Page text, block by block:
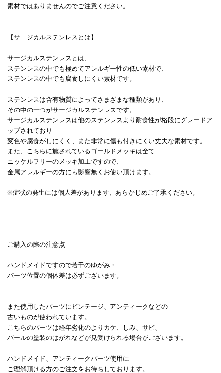
素材ではありませんのでご注意ください。
【サージカルステンレスとは】
サージカルステンレスとは、
ステンレスの中でも極めてアレルギー性の低い素材で、
ステンレスの中でも腐食しにくい素材です。
ステンレスは含有物質によってさまざまな種類があり、
その中の一つがサージカルステンレスです。
サージカルステンレスは他のステンレスより耐食性が格段にグレードア
ップされており
変色や腐食がしにくく、また非常に傷も付きにくい丈夫な素材です。
また、こちらに施されているゴールドメッキは全て
ニッケルフリーのメッキ加工ですので、
金属アレルギーの方にも影響無くお使い頂けます。
※症状の発生には個人差があります。あらかじめご了承ください。
ご購入の際の注意点
ハンドメイドですので若干のゆがみ・
パーツ位置の個体差は必ずございます。
また使用したパーツにビンテージ、アンティークなどの
古いものが使われています。
こちらのパーツは経年劣化のよりカケ、しみ、サビ、
パールの塗装のはがれなどが見受けられる場合がございます。
ハンドメイド、アンティークパーツ使用に
ご理解頂ける方のご注文をお待ちしております。